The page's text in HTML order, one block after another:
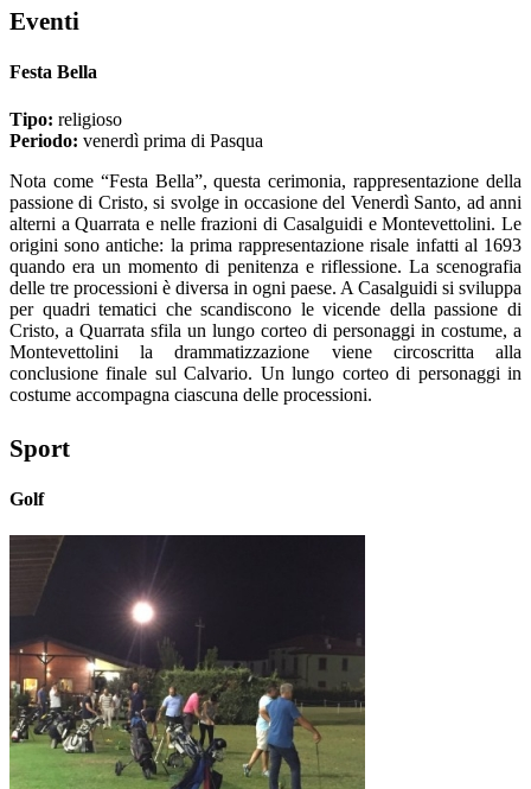
Eventi
Festa Bella
Tipo: religioso
Periodo: venerdì prima di Pasqua
Nota come “Festa Bella”, questa cerimonia, rappresentazione della
passione di Cristo, si svolge in occasione del Venerdì Santo, ad anni
alterni a Quarrata e nelle frazioni di Casalguidi e Montevettolini. Le
origini sono antiche: la prima rappresentazione risale infatti al 1693
quando era un momento di penitenza e riflessione. La scenografia
delle tre processioni è diversa in ogni paese. A Casalguidi si sviluppa
per quadri tematici che scandiscono le vicende della passione di
Cristo, a Quarrata sfila un lungo corteo di personaggi in costume, a
Montevettolini la drammatizzazione viene circoscritta alla
conclusione finale sul Calvario. Un lungo corteo di personaggi in
costume accompagna ciascuna delle processioni.
Sport
Golf